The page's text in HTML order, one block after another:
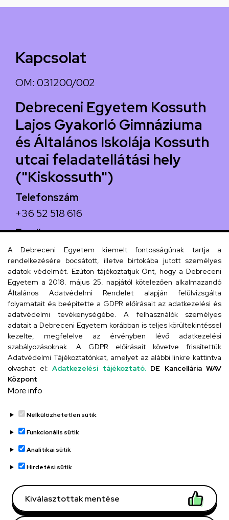
Kapcsolat
OM: 031200/002
Debreceni Egyetem Kossuth
Lajos Gyakorló Gimnáziuma
és Általános Iskolája Kossuth
utcai feladatellátási hely
("Kiskossuth")
Telefonszám
+36 52 518 616
Email
iskola@kossuth-alt.unideb.hu
Cím
4024 Debrecen, Kossuth utca 33.
Szervezeti telefonkönyv
UD telefonkönyv
Adatvédelem
Adatvédelem
Régi oldal
Technikai információk
A Debreceni Egyetem kiemelt fontosságúnak tartja a
rendelkezésére bocsátott, illetve birtokába jutott személyes
adatok védelmét. Ezúton tájékoztatjuk Önt, hogy a Debreceni
Egyetem a 2018. május 25. napjától kötelezően alkalmazandó
Általános Adatvédelmi Rendelet alapján felülvizsgálta
folyamatait és beépítette a GDPR előírásait az adatkezelési és
adatvédelmi tevékenységébe. A felhasználók személyes
adatait a Debreceni Egyetem korábban is teljes körültekintéssel
kezelte, megfelelve az érvényben lévő adatkezelési
szabályozásoknak. A GDPR előírásait követve frissítettük
Adatvédelmi Tájékoztatónkat, amelyet az alábbi linkre kattintva
olvashat el: Adatkezelési tájékoztató. DE Kancellária WAV
Központ
More info
Nélkülözhetetlen sütik
Funkcionális sütik
Analitikai sütik
Hirdetési sütik
Kiválasztottak mentése